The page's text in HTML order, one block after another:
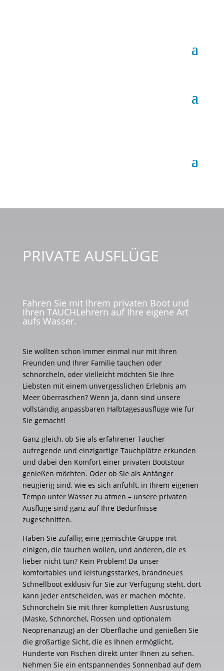
PRIVATE AUSFLÜGE
Fahren Sie mit Ihrem privaten Boot und
Ihren TAUCHLehrern auf Ihre eigene Art
aufs Wasser.
Sie wollten schon immer einmal nur mit Ihren
Freunden und Ihrer Familie tauchen oder
schnorcheln, oder vielleicht möchten Sie Ihre
Liebsten mit einem unvergesslichen Erlebnis am
Meer überraschen? Wenn ja, dann sind unsere
vollständig anpassbaren Halbtagesausflüge wie für
Sie gemacht!
Ganz gleich, ob Sie als erfahrener Taucher
aufregende und einzigartige Tauchplätze erkunden
und dabei den Komfort einer privaten Bootstour
genießen möchten. Oder ob Sie als Anfänger
neugierig sind, wie es sich anfühlt, in Ihrem eigenen
Tempo unter Wasser zu atmen – unsere privaten
Ausflüge sind ganz auf Ihre Bedürfnisse
zugeschnitten.
Haben Sie zufällig eine gemischte Gruppe mit
einigen, die tauchen wollen, und anderen, die es
lieber nicht tun? Kein Problem! Da unser
komfortables und leistungsstarkes, brandneues
Schnellboot exklusiv für Sie zur Verfügung steht, dort
kann jeder entscheiden, was er machen möchte.
Schnorcheln Sie mit Ihrer kompletten Ausrüstung
(Maske, Schnorchel, Flossen und optionalem
Neoprenanzug) an der Oberfläche und genießen Sie
die großartige Sicht, die es Ihnen ermöglicht,
Hunderte von Fischen direkt unter Ihnen zu sehen.
Nehmen Sie ein entspannendes Sonnenbad auf dem